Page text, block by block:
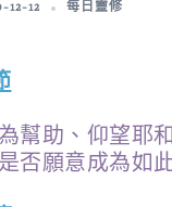
12-12 每日靈修
幫助、仰望
否願意成為如